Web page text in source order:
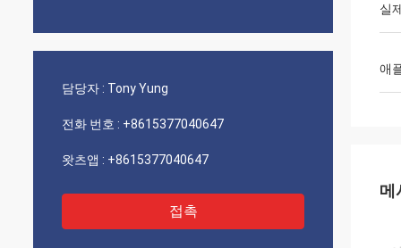
담당자 : Tony Yung
전화 번호 : +8615377040647
왓츠앱 : +8615377040647
접촉
실
애
메